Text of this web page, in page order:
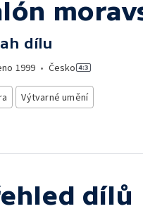
dílu
1999 • Česko
Výtvarné umění
dílů